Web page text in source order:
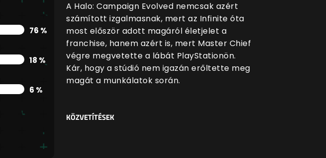
76 %
18 %
6 %
A Halo: Campaign Evolved nemcsak azért
számított izgalmasnak, mert az Infinite óta
most először adott magáról életjelet a
franchise, hanem azért is, mert Master Chief
végre megvetette a lábát PlayStationön.
Kár, hogy a stúdió nem igazán erőltette meg
magát a munkálatok során.
KÖZVETÍTÉSEK